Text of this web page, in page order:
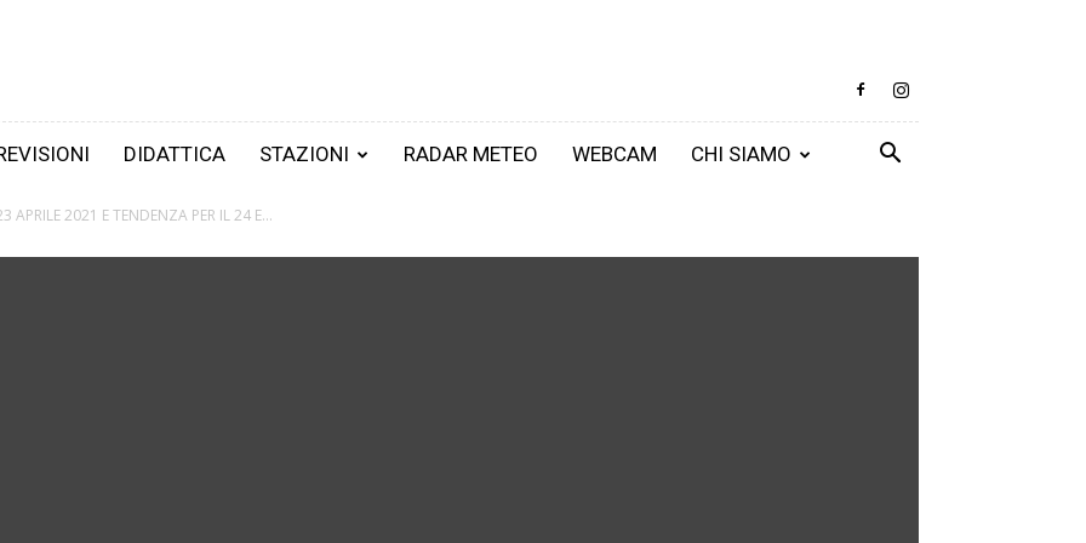
DIDATTICA STAZIONI RADAR METEO WEBCAM CHI SIAMO
APRILE 2021 E TENDENZA PER IL 24 E...